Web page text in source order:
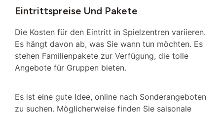
Eintrittspreise Und Pakete
Die Kosten für den Eintritt in Spielzentren variieren.
Es hängt davon ab, was Sie wann tun möchten. Es
stehen Familienpakete zur Verfügung, die tolle
Angebote für Gruppen bieten.
Es ist eine gute Idee, online nach Sonderangeboten
zu suchen. Möglicherweise finden Sie saisonale